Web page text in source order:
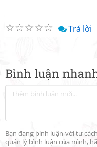
Bình luận
Bạn đang bình luận với tư
quản lý bình luận của mình,
☆
☆
☆
☆
☆ Trả lời